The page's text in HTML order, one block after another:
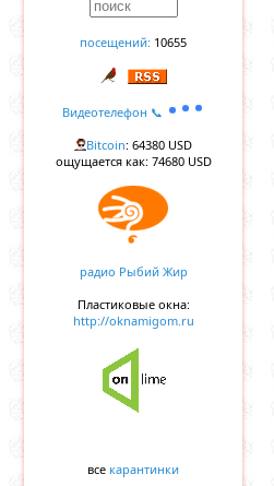
посещений: 10655
Видеотелефон 📞
Bitcoin: 64380 USD
ощущается как: 74680 USD
радио Рыбий Жир
Пластиковые окна:
http://oknamigom.ru
все карантинки